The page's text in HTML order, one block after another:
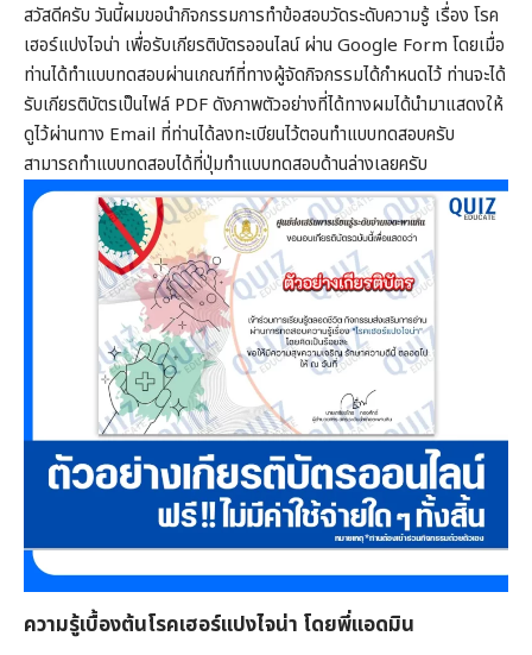
สวัสดีครับ วันนี้ผมขอนำกิจกรรมการทำข้อสอบวัดระดับความรู้ เรื่อง โรค
เฮอร์แปงไจน่า เพื่อรับเกียรติบัตรออนไลน์ ผ่าน Google Form โดยเมื่อ
ท่านได้ทำแบบทดสอบผ่านเกณฑ์ที่ทางผู้จัดกิจกรรมได้กำหนดไว้ ท่านจะได้
รับเกียรติบัตรเป็นไฟล์ PDF ดังภาพตัวอย่างที่ได้ทางผมได้นำมาแสดงให้
ดูไว้ผ่านทาง Email ที่ท่านได้ลงทะเบียนไว้ตอนทำแบบทดสอบครับ
สามารถทำแบบทดสอบได้ที่ปุ่มทำแบบทดสอบด้านล่างเลยครับ
ความรู้เบื้องต้นโรคเฮอร์แปงไจน่า โดยพี่แอดมิน